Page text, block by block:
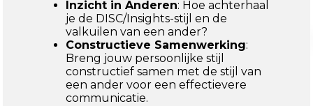
Inzicht in Anderen: Hoe achterhaal
je de DISC/Insights-stijl en de
valkuilen van een ander?
Constructieve Samenwerking:
Breng jouw persoonlijke stijl
constructief samen met de stijl van
een ander voor een effectievere
communicatie.